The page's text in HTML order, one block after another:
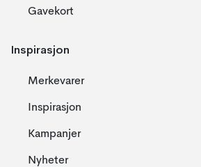
Gavekort
Inspirasjon
Merkevarer
Inspirasjon
Kampanjer
Nyheter